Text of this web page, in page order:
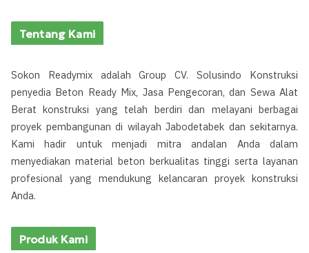
Tentang Kami
Sokon Readymix adalah Group CV. Solusindo Konstruksi
penyedia Beton Ready Mix, Jasa Pengecoran, dan Sewa Alat
Berat konstruksi yang telah berdiri dan melayani berbagai
proyek pembangunan di wilayah Jabodetabek dan sekitarnya.
Kami hadir untuk menjadi mitra andalan Anda dalam
menyediakan material beton berkualitas tinggi serta layanan
profesional yang mendukung kelancaran proyek konstruksi
Anda.
Produk Kami